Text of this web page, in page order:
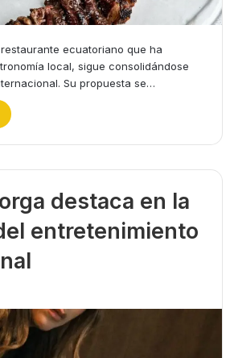
ecuatoriano que ha
local, sigue consolidándose
Su propuesta se…
destaca en la
entretenimiento